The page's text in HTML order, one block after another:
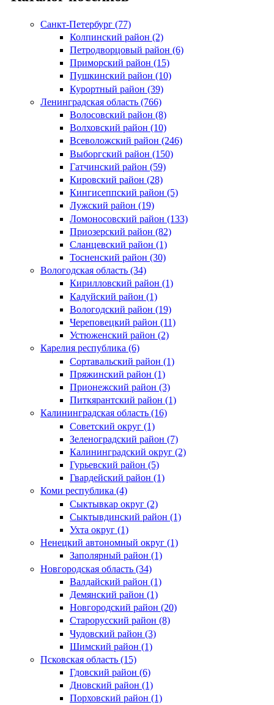
Санкт-Петербург (77)
Колпинский район (2)
Петродворцовый район (6)
Приморский район (15)
Пушкинский район (10)
Курортный район (39)
Ленинградская область (766)
Волосовский район (8)
Волховский район (10)
Всеволожский район (246)
Выборгский район (150)
Гатчинский район (59)
Кировский район (28)
Кингисеппский район (5)
Лужский район (19)
Ломоносовский район (133)
Приозерский район (82)
Сланцевский район (1)
Тосненский район (30)
Вологодская область (34)
Кирилловский район (1)
Кадуйский район (1)
Вологодский район (19)
Череповецкий район (11)
Устюженский район (2)
Карелия республика (6)
Сортавальский район (1)
Пряжинский район (1)
Прионежский район (3)
Питкярантский район (1)
Калининградская область (16)
Советский округ (1)
Зеленоградский район (7)
Калининградский округ (2)
Гурьевский район (5)
Гвардейский район (1)
Коми республика (4)
Сыктывкар округ (2)
Сыктывдинский район (1)
Ухта округ (1)
Ненецкий автономный округ (1)
Заполярный район (1)
Новгородская область (34)
Валдайский район (1)
Демянский район (1)
Новгородский район (20)
Старорусский район (8)
Чудовский район (3)
Шимский район (1)
Псковская область (15)
Гдовский район (6)
Дновский район (1)
Порховский район (1)